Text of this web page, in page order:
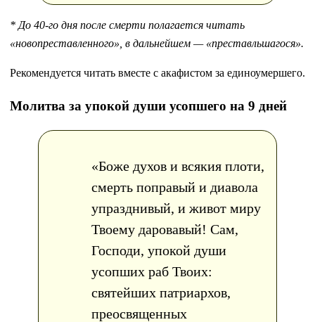
* До 40-го дня после смерти полагается читать
«новопреставленного», в дальнейшем — «преставльшагося».
Рекомендуется читать вместе с акафистом за единоумершего.
Молитва за упокой души усопшего на 9 дней
«Боже духов и всякия плоти,
смерть поправый и диавола
упразднивый, и живот миру
Твоему даровавый! Сам,
Господи, упокой души
усопших раб Твоих:
святейших патриархов,
преосвященных